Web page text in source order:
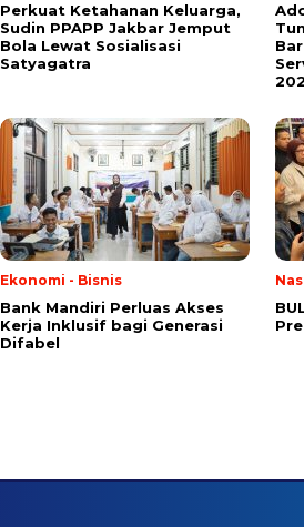
Perkuat Ketahanan Keluarga,
Sudin PPAPP Jakbar Jemput
Bola Lewat Sosialisasi
Satyagatra
Ekonomi - Bisnis
Bank Mandiri Perluas Akses
Kerja Inklusif bagi Generasi
Difabel